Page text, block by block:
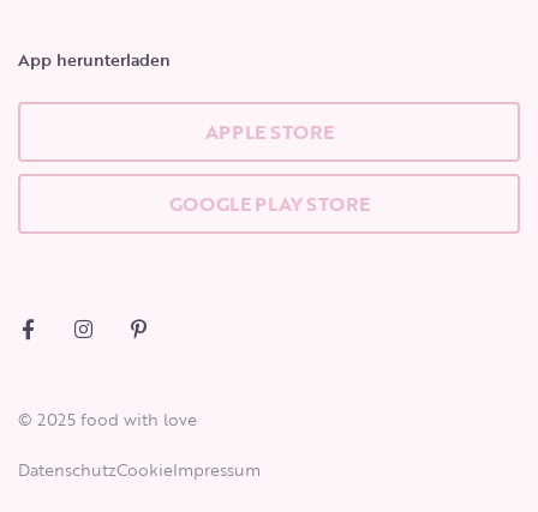
App herunterladen
APPLE STORE
GOOGLE PLAY STORE
© 2025 food with love
DatenschutzCookieImpressum